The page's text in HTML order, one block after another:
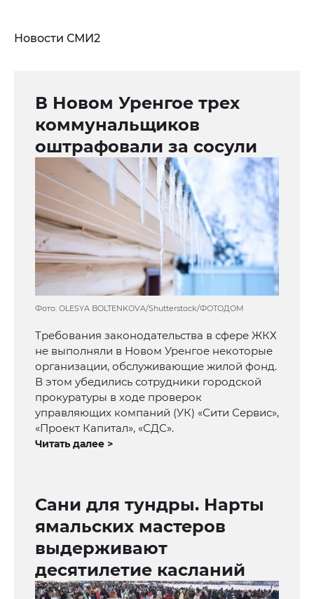
Новости СМИ2
В Новом Уренгое трех
коммунальщиков
оштрафовали за сосули
Фото: OLESYA BOLTENKOVA/Shutterstock/ФОТОДОМ
Требования законодательства в сфере ЖКХ
не выполняли в Новом Уренгое некоторые
организации, обслуживающие жилой фонд.
В этом убедились сотрудники городской
прокуратуры в ходе проверок
управляющих компаний (УК) «Сити Сервис»,
«Проект Капитал», «СДС».
Читать далее >
Сани для тундры. Нарты
ямальских мастеров
выдерживают
десятилетие касланий